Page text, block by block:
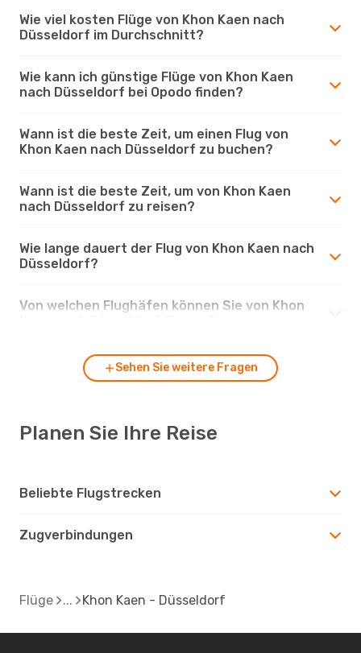
Wie viel kosten Flüge von Khon Kaen nach
Düsseldorf im Durchschnitt?
Wie kann ich günstige Flüge von Khon Kaen
nach Düsseldorf bei Opodo finden?
Wann ist die beste Zeit, um einen Flug von
Khon Kaen nach Düsseldorf zu buchen?
Wann ist die beste Zeit, um von Khon Kaen
nach Düsseldorf zu reisen?
Wie lange dauert der Flug von Khon Kaen nach
Düsseldorf?
Von welchen Flughäfen können Sie von Khon
Sehen Sie weitere Fragen
Planen Sie Ihre Reise
Beliebte Flugstrecken
Zugverbindungen
Flüge Khon Kaen - Düsseldorf